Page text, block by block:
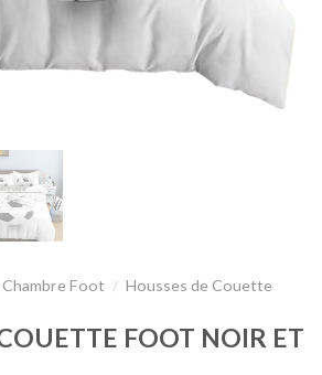
Foot / Housses de Couette
FOOT NOIR ET